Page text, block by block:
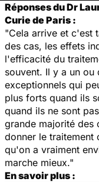
Réponses du Dr
Curie de Paris :
"Cela arrive et c'est
des cas, les effets
l'efficacité du
souvent. Il y a un ou
exceptionnels qui
plus forts quand ils
quand ils ne sont
grande majorité des
donner le traitement
qu'on a vraiment
marche mieux."
En savoir plus :